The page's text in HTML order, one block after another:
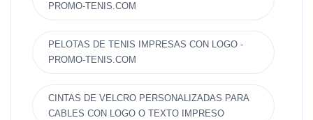
PROMO-TENIS.COM
PELOTAS DE TENIS IMPRESAS CON LOGO -
PROMO-TENIS.COM
CINTAS DE VELCRO PERSONALIZADAS PARA
CABLES CON LOGO O TEXTO IMPRESO